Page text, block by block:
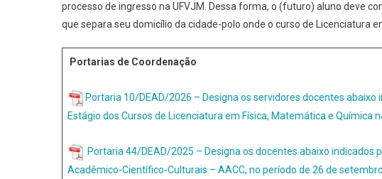
processo de ingresso na UFVJM. Dessa forma, o (futuro) aluno deve
que separa seu domicílio da cidade-polo onde o curso de Licenciatura
Portarias de Coordenação
Portaria 10/DEAD/2026 – Designa os servidores docentes
Estágio dos Cursos de Licenciatura em Física, Matemática e Química
Portaria 44/DEAD/2025 – Designa os docentes abaixo indicados
Acadêmico-Científico-Culturais – AACC, no período de 26 de